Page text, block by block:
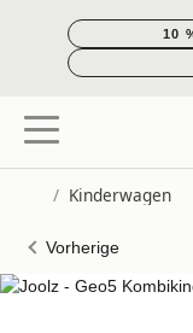
10
/ Kinderwagen
Vorherige